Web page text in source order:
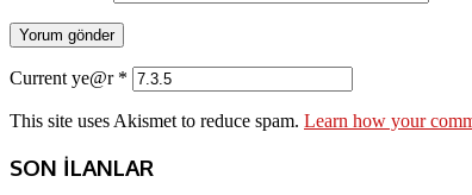
Current ye@r *
This site uses Akismet to reduce spam. Learn how your
SON İLANLAR